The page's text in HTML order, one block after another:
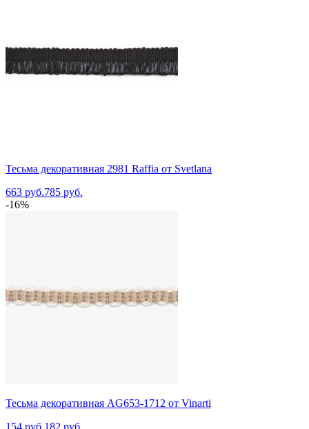
Тесьма декоративная 2981 Raffia от Svetlana
663 руб.785 руб.
-16%
Тесьма декоративная AG653-1712 от Vinarti